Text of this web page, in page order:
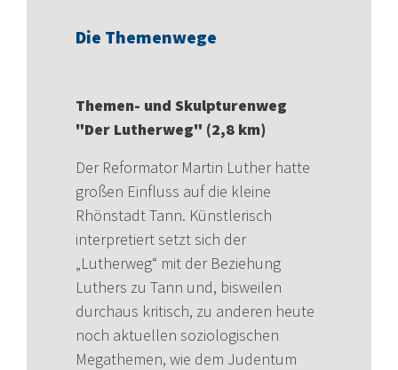
Die Themenwege
Themen- und Skulpturenweg
"Der Lutherweg" (2,8 km)
Der Reformator Martin Luther hatte
großen Einfluss auf die kleine
Rhönstadt Tann. Künstlerisch
interpretiert setzt sich der
„Lutherweg“ mit der Beziehung
Luthers zu Tann und, bisweilen
durchaus kritisch, zu anderen heute
noch aktuellen soziologischen
Megathemen, wie dem Judentum